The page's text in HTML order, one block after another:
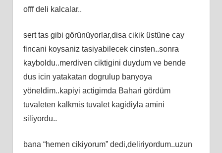
offf deli kalcalar..
sert tas gibi görünüyorlar,disa cikik üstüne cay
fincani koysaniz tasiyabilecek cinsten..sonra
kayboldu..merdiven ciktigini duydum ve bende
dus icin yatakatan dogrulup banyoya
yöneldim..kapiyi actigimda Bahari gördüm
tuvaleten kalkmis tuvalet kagidiyla amini
siliyordu..
bana “hemen cikiyorum” dedi,deliriyordum..uzun